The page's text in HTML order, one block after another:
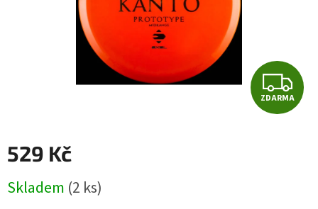
Z
D
ZDARMA
529 Kč
cena:
Skladem (2 ks)